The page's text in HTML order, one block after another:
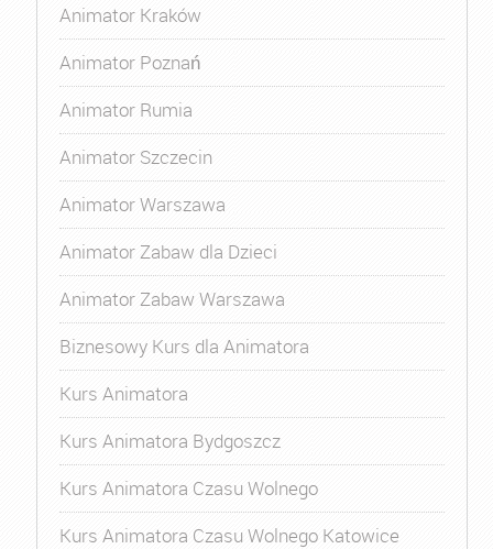
Animator Kraków
Animator Poznań
Animator Rumia
Animator Szczecin
Animator Warszawa
Animator Zabaw dla Dzieci
Animator Zabaw Warszawa
Biznesowy Kurs dla Animatora
Kurs Animatora
Kurs Animatora Bydgoszcz
Kurs Animatora Czasu Wolnego
Kurs Animatora Czasu Wolnego Katowice